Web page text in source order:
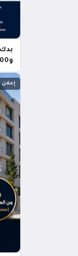
و3000 $ بالشهر
إعلان